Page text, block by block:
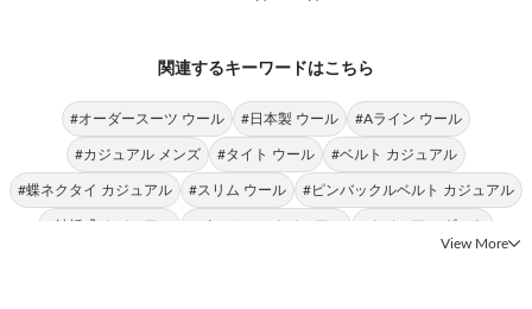
関連するキーワードはこちら
#オーダースーツ ウール #日本製 ウール #Aライン ウール
#カジュアル メンズ #タイト ウール #ベルト カジュアル
#蝶ネクタイ カジュアル #スリム ウール #ピンバックルベルト カジュアル
#結婚式 カジュアル #パーティー カジュアル #カジュアル ギフト
View More